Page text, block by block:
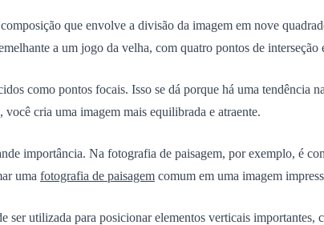
que envolve a divisão da imagem em nove
a um jogo da velha, com quatro pontos de interseção
como pontos focais. Isso se dá porque há uma tendência
você cria uma imagem mais equilibrada e atraente.
importância. Na fotografia de paisagem, por exemplo, é
uma fotografia de paisagem comum em uma imagem
ser utilizada para posicionar elementos verticais